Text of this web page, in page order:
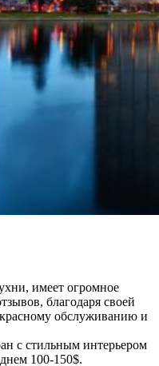
имеет огромное
благодаря своей
обслуживанию и
с стильным интерьером
100-150$.